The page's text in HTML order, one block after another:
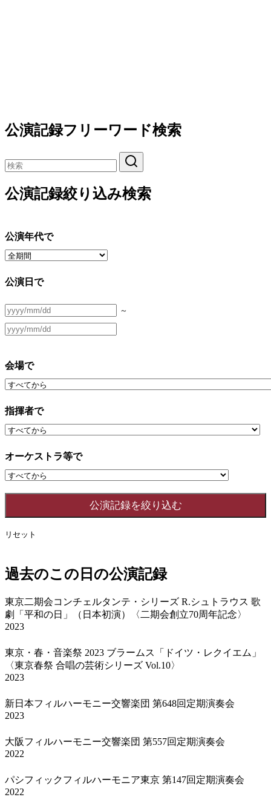
公演記録フリーワード検索
公演記録絞り込み検索
公演年代で
公演日で
～
会場で
指揮者で
オーケストラ等で
リセット
過去のこの日の公演記録
東京二期会コンチェルタンテ・シリーズ R.シュトラウス 歌
劇「平和の日」（日本初演）〈二期会創立70周年記念〉
2023
東京・春・音楽祭 2023 ブラームス「ドイツ・レクイエム」
〈東京春祭 合唱の芸術シリーズ Vol.10〉
2023
新日本フィルハーモニー交響楽団 第648回定期演奏会
2023
大阪フィルハーモニー交響楽団 第557回定期演奏会
2022
パシフィックフィルハーモニア東京 第147回定期演奏会
2022